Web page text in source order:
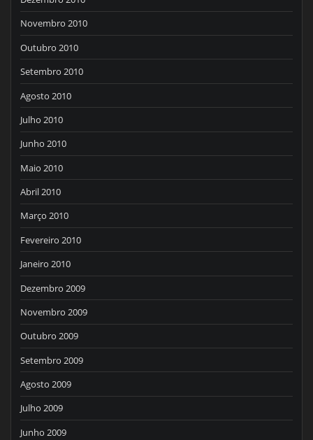
Novembro 2010
Outubro 2010
Setembro 2010
Agosto 2010
Julho 2010
Junho 2010
Maio 2010
Abril 2010
Março 2010
Fevereiro 2010
Janeiro 2010
Dezembro 2009
Novembro 2009
Outubro 2009
Setembro 2009
Agosto 2009
Julho 2009
Junho 2009